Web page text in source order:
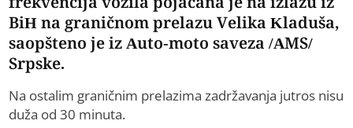
BiH na graničnom prelazu Velika Kladuša,
saopšteno je iz Auto-moto saveza /AMS/
Srpske.
Na ostalim graničnim prelazima zadržavanja jutros nisu
duža od 30 minuta.